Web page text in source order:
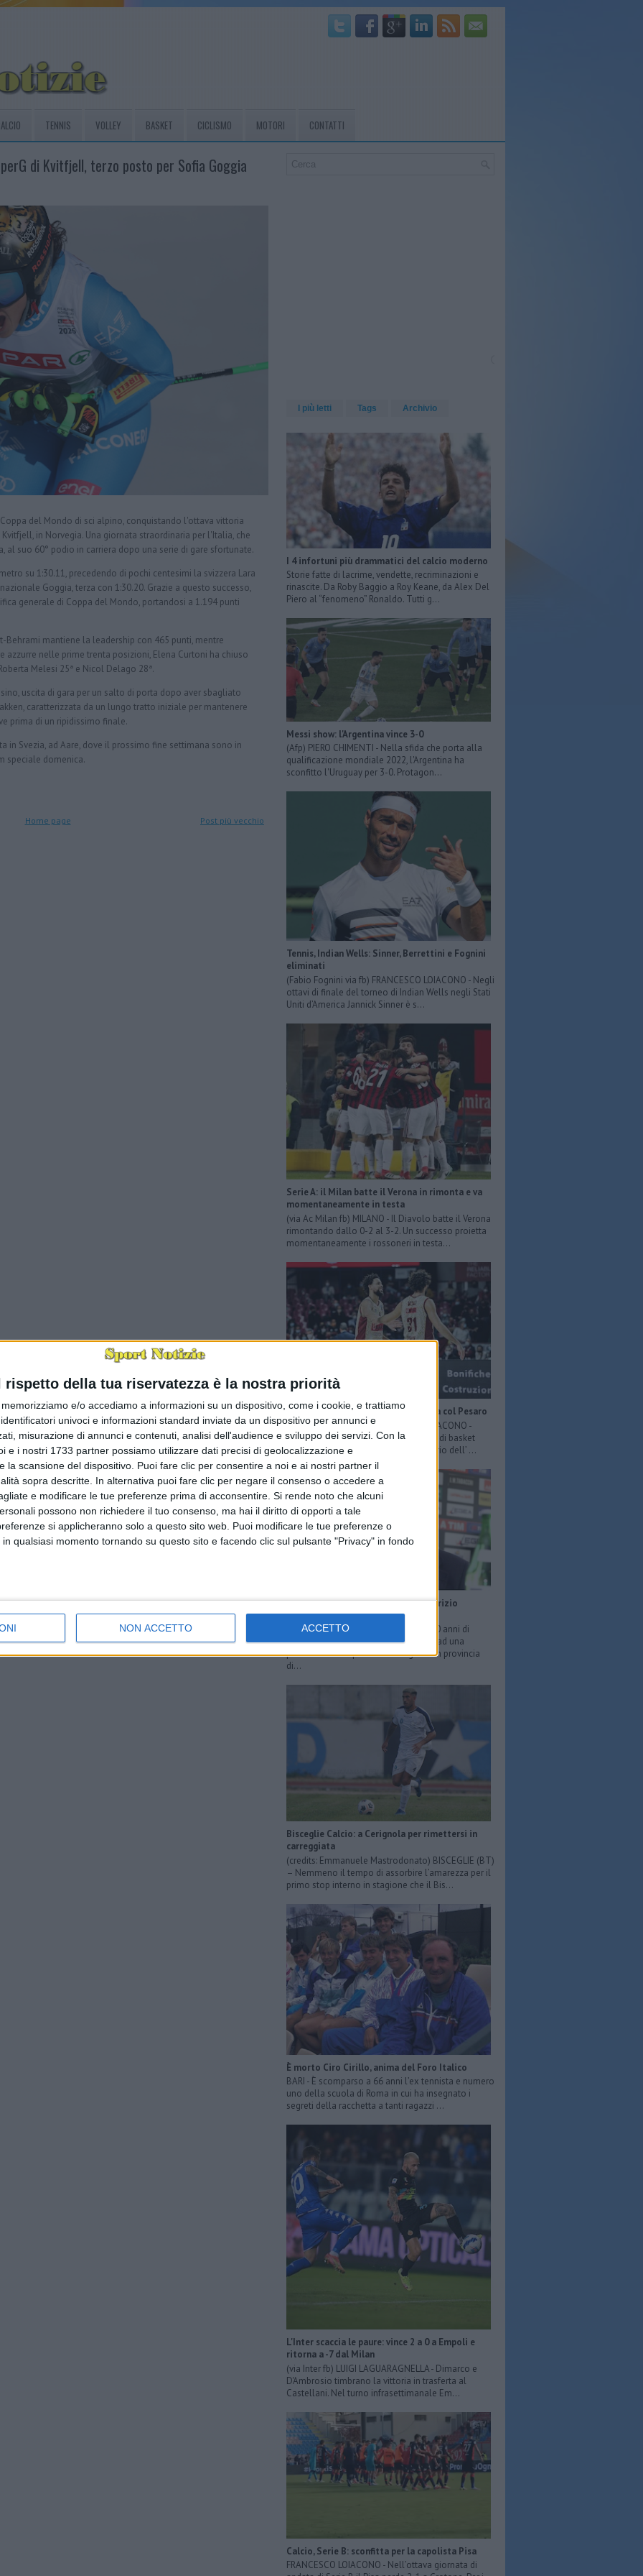
rispetto della tua riservatezza è la nostra priorità
memorizziamo e/o accediamo a informazioni su un dispositivo, come i cookie, e trattiamo
univoci e informazioni standard inviate da un dispositivo per annunci e
misurazione di annunci e contenuti, analisi dell'audience e sviluppo dei servizi. Con la
e i nostri 1733 partner possiamo utilizzare dati precisi di geolocalizzazione e
la scansione del dispositivo. Puoi fare clic per consentire a noi e ai nostri partner il
sopra descritte. In alternativa puoi fare clic per negare il consenso o accedere a
e modificare le tue preferenze prima di acconsentire. Si rende noto che alcuni
possono non richiedere il tuo consenso, ma hai il diritto di opporti a tale
si applicheranno solo a questo sito web. Puoi modificare le tue preferenze o
qualsiasi momento tornando su questo sito e facendo clic sul pulsante "Privacy" in fondo
NON ACCETTO ACCETTO
TENNIS VOLLEY BASKET CICLISMO MOTORI CONTATTI
di Kvitfjell, terzo posto per Sofia Goggia
del Mondo di sci alpino, conquistando l'ottava vittoria
in Norvegia. Una giornata straordinaria per l'Italia, che
al suo 60° podio in carriera dopo una serie di gare sfortunate.
su 1:30.11, precedendo di pochi centesimi la svizzera Lara
Goggia, terza con 1:30.20. Grazie a questo successo,
generale di Coppa del Mondo, portandosi a 1.194 punti
Behrami mantiene la leadership con 465 punti, mentre
azzurre nelle prime trenta posizioni, Elena Curtoni ha chiuso
Melesi 25ª e Nicol Delago 28ª.
uscita di gara per un salto di porta dopo aver sbagliato
caratterizzata da un lungo tratto iniziale per mantenere
prima di un ripidissimo finale.
in Svezia, ad Aare, dove il prossimo fine settimana sono in
speciale domenica.
Post più vecchio
Home page
I più letti Tags Archivio
I 4 infortuni più drammatici del calcio moderno
Storie fatte di lacrime, vendette, recriminazioni e
rinascite. Da Roby Baggio a Roy Keane, da Alex Del
Piero al “fenomeno” Ronaldo. Tutti g...
Messi show: l'Argentina vince 3-0
(Afp) PIERO CHIMENTI - Nella sfida che porta alla
qualificazione mondiale 2022, l'Argentina ha
sconfitto l'Uruguay per 3-0. Protagon...
Tennis, Indian Wells: Sinner, Berrettini e Fognini
eliminati
(Fabio Fognini via fb) FRANCESCO LOIACONO - Negli
ottavi di finale del torneo di Indian Wells negli Stati
Uniti d’America Jannick Sinner è s...
Serie A: il Milan batte il Verona in rimonta e va
momentaneamente in testa
(via Ac Milan fb) MILANO - Il Diavolo batte il Verona
rimontando dallo 0-2 al 3-2. Un successo proietta
momentaneamente i rossoneri in testa...
Basket: il Venezia vince 77-68 in casa col Pesaro
(via Reyer Venezia fb) FRANCESCO LOIACONO -
Nella quinta giornata di andata di A/1 di basket
maschile il Venezia prossimo avversario dell’ ...
Morto a 80 anni l'ex presidente Maurizio
Zamparini
FRANCESCO LOIACONO - E’ morto a 80 anni di
tumore e per le complicazioni legate ad una
peritonite all’ Ospedale di Cotignola in provincia
di...
Bisceglie Calcio: a Cerignola per rimettersi in
carreggiata
(credits: Emmanuele Mastrodonato) BISCEGLIE (BT)
– Nemmeno il tempo di assorbire l’amarezza per il
primo stop interno in stagione che il Bis...
È morto Ciro Cirillo, anima del Foro Italico
BARI - È scomparso a 66 anni l’ex tennista e numero
uno della scuola di Roma in cui ha insegnato i
segreti della racchetta a tanti ragazzi ...
L'Inter scaccia le paure: vince 2 a 0 a Empoli e
ritorna a -7 dal Milan
(via Inter fb) LUIGI LAGUARAGNELLA - Dimarco e
D'Ambrosio timbrano la vittoria in trasferta al
Castellani. Nel turno infrasettimanale Em...
Calcio, Serie B: sconfitta per la capolista Pisa
FRANCESCO LOIACONO - Nell’ottava giornata di